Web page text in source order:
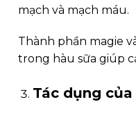
mạch và mạch máu.
Thành phần magie
trong hàu sữa giúp
Tác dụng